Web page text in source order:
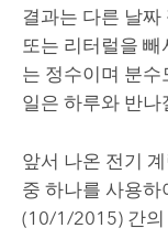
결과는 다른 날
또는 리터럴을 빼
는 정수이며 분수
일은 하루와 반
앞서 나온 전기
중 하나를 사용
(10/1/2015) 간의